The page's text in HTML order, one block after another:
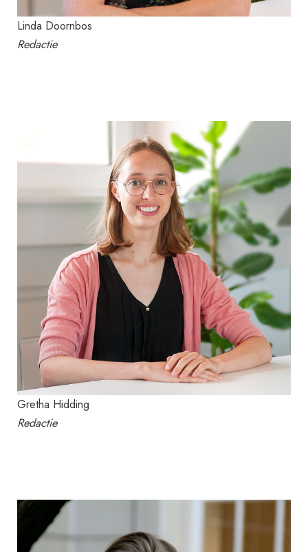
Linda Doornbos
Redactie
Gretha Hidding
Redactie